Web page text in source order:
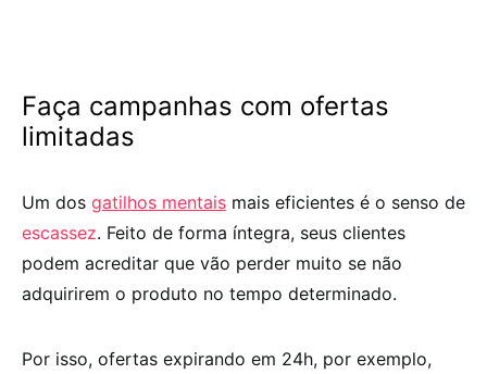
Faça campanhas com ofertas
limitadas
Um dos gatilhos mentais mais eficientes é o senso de
escassez. Feito de forma íntegra, seus clientes
podem acreditar que vão perder muito se não
adquirirem o produto no tempo determinado.
Por isso, ofertas expirando em 24h, por exemplo,